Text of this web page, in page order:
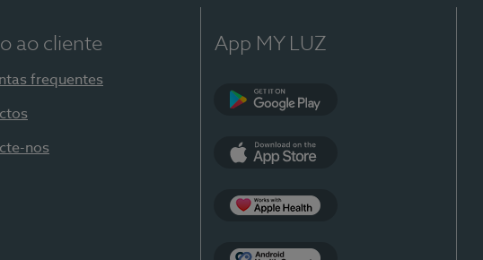
ao cliente
frequentes
nos
App MY LUZ